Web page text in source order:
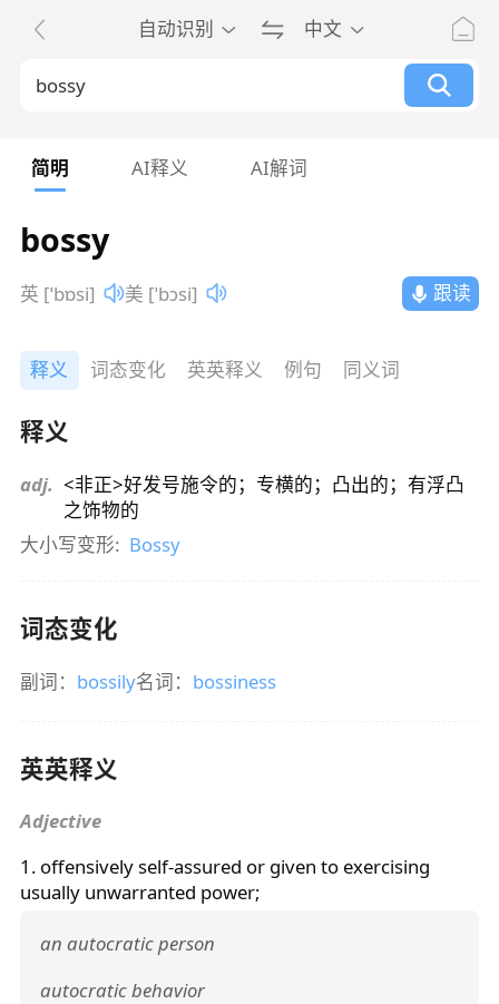
自动识别 中文
简明 AI释义 AI解词
bossy
英 [ˈbɒsi] 美 [ˈbɔsi] 跟读
释义 词态变化 英英释义 例句 同义词
释义
adj. <非正>好发号施令的；专横的；凸出的；有浮凸
之饰物的
大小写变形: Bossy
词态变化
副词： bossily名词： bossiness
英英释义
Adjective
1. offensively self-assured or given to exercising
usually unwarranted power;
an autocratic person
autocratic behavior